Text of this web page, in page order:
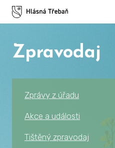
Zpravodaj
Zprávy z úřadu
Akce a události
Tištěný zpravodaj